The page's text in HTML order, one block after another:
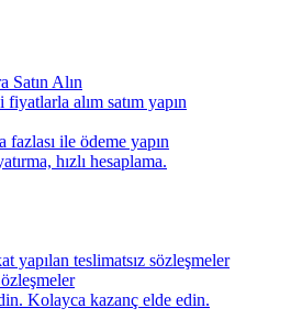
Satın Alın
alım satım yapın
ile ödeme yapın
hızlı hesaplama.
yapılan teslimatsız sözleşmeler
Kolayca kazanç elde edin.